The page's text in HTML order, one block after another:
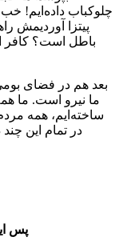
چلوکباب داده‌ایم!
پیتزا آوردیمش
باطل است؟ کافر
بعد هم در فضای
ما نیرو است. ما
ساخته‌ایم، همه
* پس